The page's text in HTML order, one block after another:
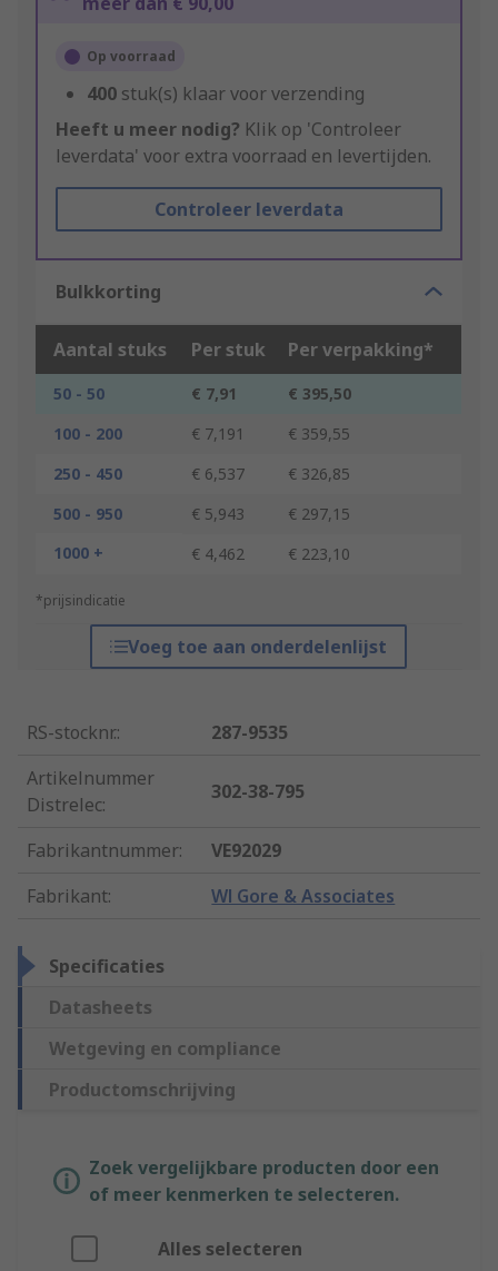
Op voorraad
400 stuk(s) klaar voor verzending
Heeft u meer nodig? Klik op 'Controleer
leverdata' voor extra voorraad en levertijden.
Controleer leverdata
Bulkkorting
Aantal stuks Per stuk Per verpakking*
50 - 50 € 7,91
€ 395,50
100 - 200
€ 7,191
€ 359,55
250 - 450
€ 6,537
€ 326,85
500 - 950
€ 5,943
€ 297,15
1000 +
€ 4,462 € 223,10
*prijsindicatie
Voeg toe aan onderdelenlijst
RS-stocknr.:
287-9535
Artikelnummer
Distrelec:
302-38-795
Fabrikantnummer:
VE92029
Fabrikant: Wl Gore & Associates
Specificaties
Datasheets
Wetgeving en compliance
Productomschrijving
Zoek vergelijkbare producten door een
of meer kenmerken te selecteren.
Alles selecteren